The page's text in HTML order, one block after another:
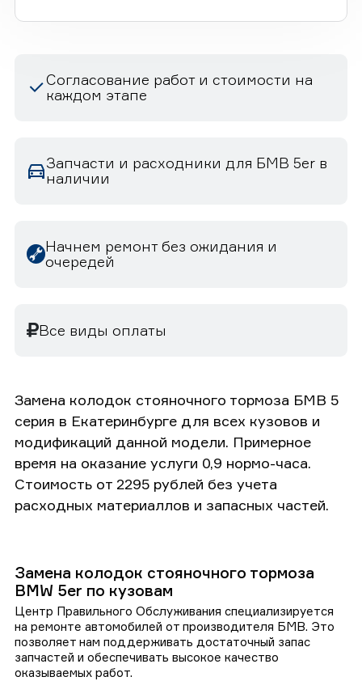
Согласование работ и стоимости на
каждом этапе
Запчасти и расходники для БМВ 5er в
наличии
Начнем ремонт без ожидания и
очередей
Все виды оплаты
Замена колодок стояночного тормоза БМВ 5
серия в Екатеринбурге для всех кузовов и
модификаций данной модели. Примерное
время на оказание услуги 0,9 нормо-часа.
Стоимость от 2295 рублей без учета
расходных материаллов и запасных частей.
Замена колодок стояночного тормоза
BMW 5er по кузовам
Центр Правильного Обслуживания специализируется
на ремонте автомобилей от производителя БМВ. Это
позволяет нам поддерживать достаточный запас
запчастей и обеспечивать высокое качество
оказываемых работ.